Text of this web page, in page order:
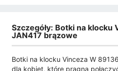
Szczegóły: Botki na klocku
JAN417 brązowe
Botki na klocku Vinceza W
dla kobiet, które pragną